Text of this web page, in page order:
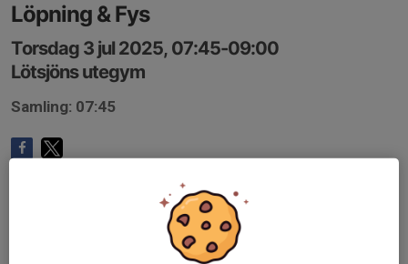
Löpning & Fys
Torsdag 3 jul 2025, 07:45-09:00
Lötsjöns utegym
Samling: 07:45